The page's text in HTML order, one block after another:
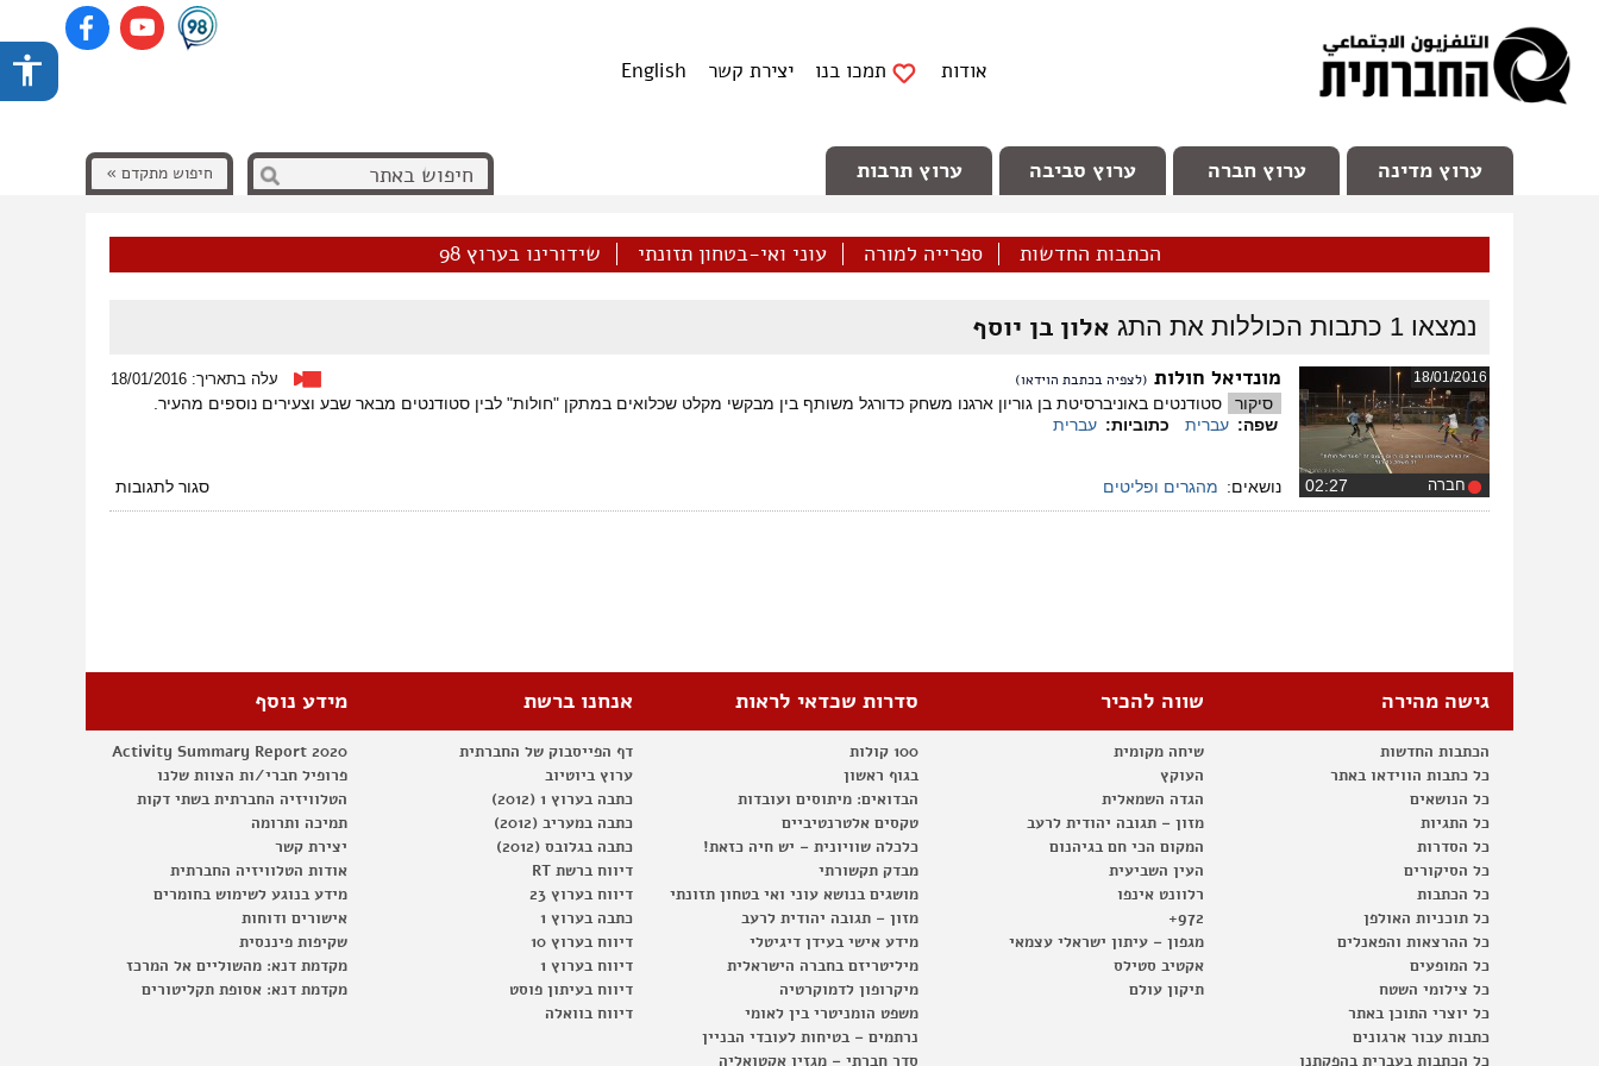
אודות תמכו בנו יצירת קשר English
ערוץ מדינה ערוץ חברה ערוץ סביבה ערוץ תרבות חיפוש מתקדם »
הכתבות החדשות ספרייה למורה עוני ואי-בטחון תזונתי שידורינו בערוץ 98
נמצאו 1 כתבות הכוללות את התג אלון בן יוסף
18/01/2016
חברה
מונדיאל חולות (לצפיה בכתבת הוידאו) עלה בתאריך: 18/01/2016
סיקור
סטודנטים באוניברסיטת בן גוריון ארגנו משחק כדורגל משותף בין מבקשי מקלט שכלואים במתקן "חולות" לבין סטודנטים מבאר שבע וצעירים נוספים מהעיר.
שפה: עברית כתוביות: עברית
נושאים: מהגרים ופליטים סגור לתגובותעל
מונדיאל
גישה מהירה
הכתבות החדשות
כל כתבות הווידאו באתר
כל הנושאים
כל התגיות
כל הסדרות
כל הסיקורים
כל הכתבות
כל תוכניות האולפן
כל ההרצאות והפאנלים
כל המופעים
כל צילומי השטח
כל יוצרי התוכן באתר
כתבות עבור ארגונים
כל הכתבות בעברית בהפקתנו
שווה להכיר
שיחה מקומית
העוקץ
הגדה השמאלית
מזון – תגובה יהודית לרעב
המקום הכי חם בגיהנום
העין השביעית
רלוונט אינפו
972+
מגפון – עיתון ישראלי עצמאי
אקטיב סטילס
תיקון עולם
סדרות שכדאי לראות
100 קולות
בגוף ראשון
הבדואים: מיתוסים ועובדות
טקסים אלטרנטיביים
כלכלה שוויונית – יש חיה כזאת!
מבדק תקשורתי
מושגים בנושא עוני ואי בטחון תזונתי
מזון – תגובה יהודית לרעב
מידע אישי בעידן דיגיטלי
מיליטריזם בחברה הישראלית
מיקרופון לדמוקרטיה
משפט הומניטרי בין לאומי
נרתמים – בטיחות לעובדי הבניין
סדר חברתי – מגזין אקטואליה
אנחנו ברשת
דף הפייסבוק של החברתית
ערוץ ביוטיוב
כתבה בערוץ 1 (2012)
כתבה במעריב (2012)
כתבה בגלובס (2012)
דיווח ברשת RT
דיווח בערוץ 23
כתבה בערוץ 1
דיווח בערוץ 10
דיווח בערוץ 1
דיווח בעיתון פוסט
דיווח בוואלה
מידע נוסף
Activity Summary Report 2020
פרופיל חברי/ות הצוות שלנו
הטלוויזיה החברתית בשתי דקות
תמיכה ותרומה
יצירת קשר
אודות הטלוויזיה החברתית
מידע בנוגע לשימוש בחומרים
אישורים ודוחות
שקיפות פיננסית
מקדמת דנא: מהשוליים אל המרכז
מקדמת דנא: אסופת תקליטורים